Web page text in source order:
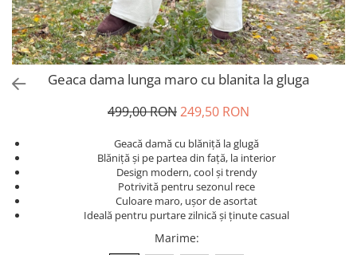
Geaca dama lunga maro cu blanita la gluga
499,00 RON249,50 RON
Geacă damă cu blăniță la glugă
Blăniță și pe partea din față, la interior
Design modern, cool și trendy
Potrivită pentru sezonul rece
Culoare maro, ușor de asortat
Ideală pentru purtare zilnică și ținute casual
Marime: